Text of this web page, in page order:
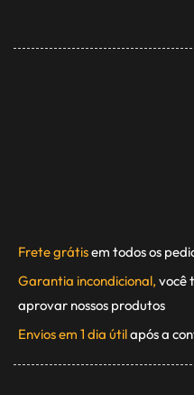
Frete grátisem todos os
Garantia incondicional, você
aprovar nossos produtos
Envios em 1 dia útilapós a